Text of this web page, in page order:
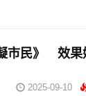
市民》 效果
2025-09-10